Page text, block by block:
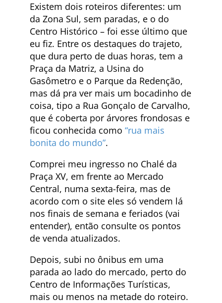
Existem dois roteiros diferentes: um
da Zona Sul, sem paradas, e o do
Centro Histórico – foi esse último que
eu fiz. Entre os destaques do trajeto,
que dura perto de duas horas, tem a
Praça da Matriz, a Usina do
Gasômetro e o Parque da Redenção,
mas dá pra ver mais um bocadinho de
coisa, tipo a Rua Gonçalo de Carvalho,
que é coberta por árvores frondosas e
ficou conhecida como “rua mais
bonita do mundo”.
Comprei meu ingresso no Chalé da
Praça XV, em frente ao Mercado
Central, numa sexta-feira, mas de
acordo com o site eles só vendem lá
nos finais de semana e feriados (vai
entender), então consulte os pontos
de venda atualizados.
Depois, subi no ônibus em uma
parada ao lado do mercado, perto do
Centro de Informações Turísticas,
mais ou menos na metade do roteiro.